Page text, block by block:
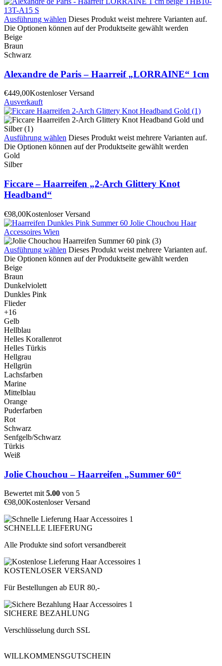
Ausführung wählen Dieses Produkt weist mehrere Varianten auf.
Die Optionen können auf der Produktseite gewählt werden
Beige
Braun
Schwarz
Alexandre de Paris – Haarreif „LORRAINE“ 1cm
€449,00Kostenloser Versand
Ausverkauft
Ausführung wählen Dieses Produkt weist mehrere Varianten auf.
Die Optionen können auf der Produktseite gewählt werden
Gold
Silber
Ficcare – Haarreifen „2-Arch Glittery Knot
Headband“
€98,00Kostenloser Versand
Ausführung wählen Dieses Produkt weist mehrere Varianten auf.
Die Optionen können auf der Produktseite gewählt werden
Beige
Braun
Dunkelviolett
Dunkles Pink
Flieder
+16
Gelb
Hellblau
Helles Korallenrot
Helles Türkis
Hellgrau
Hellgrün
Lachsfarben
Marine
Mittelblau
Orange
Puderfarben
Rot
Schwarz
Senfgelb/Schwarz
Türkis
Weiß
Jolie Chouchou – Haarreifen „Summer 60“
Bewertet mit 5.00 von 5
€98,00Kostenloser Versand
SCHNELLE LIEFERUNG
Alle Produkte sind sofort versandbereit
KOSTENLOSER VERSAND
Für Bestellungen ab EUR 80,-
SICHERE BEZAHLUNG
Verschlüsselung durch SSL
WILLKOMMENSGUTSCHEIN